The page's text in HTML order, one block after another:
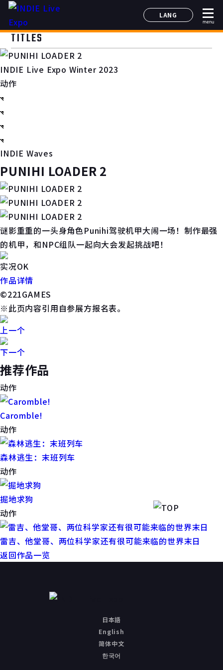
LANG
日本語
menu
TITLES
INDIE Live Expo Winter 2023
动作
INDIE Waves
PUNIHI LOADER 2
谜影重重的一头身角色Punihi驾驶机甲大闹一场！制作最强
的机甲，和NPC组队一起向大会发起挑战吧！
实况OK
作品详情
©221GAMES
※此页内容引用自参展方报名表。
上一个
下一个
推荐作品
动作
Caromble!
动作
森林逃生：末班列车
动作
掘地求狗
动作
雷吉、他堂哥、两位科学家还有很可能来临的世界末日
返回作品一览
日本語
English
简体中文
한국어